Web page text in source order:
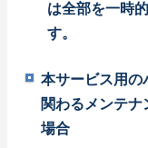
は全部を一時
す。
本サービス用の
関わるメンテナ
場合